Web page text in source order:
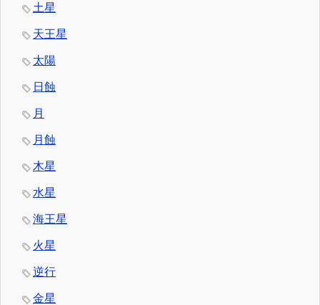
土星
天王星
太陽
日蝕
月
月蝕
木星
水星
海王星
火星
逆行
金星